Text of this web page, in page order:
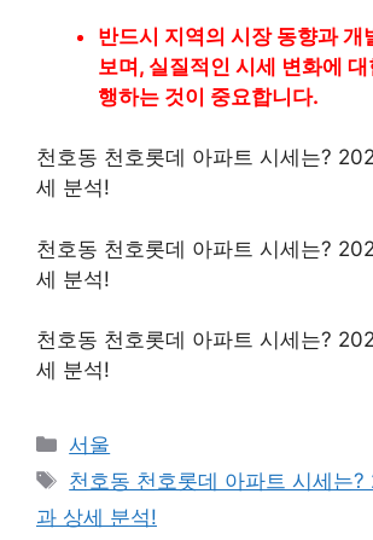
반드시 지역의 시장 동향과 개
보며, 실질적인 시세 변화에
행하는 것이 중요합니다.
천호동 천호롯데 아파트 시세는?
세 분석!
천호동 천호롯데 아파트 시세는?
세 분석!
천호동 천호롯데 아파트 시세는?
세 분석!
Categories
서울
Tags
천호동 천호롯데 아파트 시세는
과 상세 분석!